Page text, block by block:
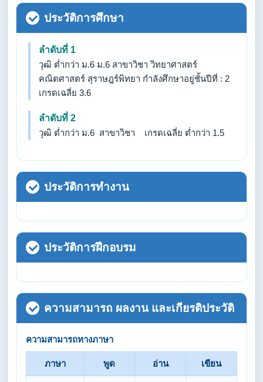
ประวัติการศึกษา
ลำดับที่ 1
วุฒิ ต่ำกว่า ม.6 ม.6 สาขาวิชา วิทยาศาสตร์
คณิตศาสตร์ สุราษฎร์พิทยา กำลังศึกษาอยู่ชั้นปีที่ : 2
เกรดเฉลี่ย 3.6
ลำดับที่ 2
วุฒิ ต่ำกว่า ม.6 สาขาวิชา เกรดเฉลี่ย ต่ำกว่า 1.5
ประวัติการทำงาน
ประวัติการฝึกอบรม
ความสามารถ ผลงาน และเกียรติประวัติ
ความสามารถทางภาษา
ภาษา พูด อ่าน เขียน